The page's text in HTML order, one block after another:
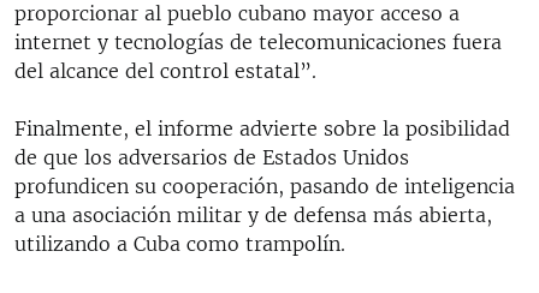
proporcionar al pueblo cubano mayor acceso a
internet y tecnologías de telecomunicaciones fuera
del alcance del control estatal”.
Finalmente, el informe advierte sobre la posibilidad
de que los adversarios de Estados Unidos
profundicen su cooperación, pasando de inteligencia
a una asociación militar y de defensa más abierta,
utilizando a Cuba como trampolín.